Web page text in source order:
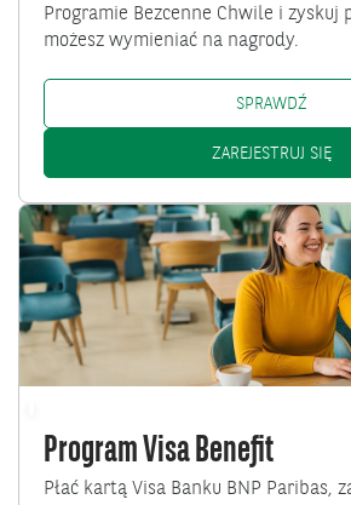
Programie Bezcenne Chwile i zyskuj
możesz wymieniać na nagrody.
SPRAWDŹ
ZAREJESTRUJ SIĘ
Przejdź
do
Program
Visa
Benefit
Program Visa Benefit
Płać kartą Visa Banku BNP Paribas,